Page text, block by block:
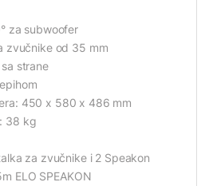
za subwoofer
zvučnike od 35 mm
strane
450 x 580 x 486 mm
38 kg
za zvučnike i 2 Speakon
ELO SPEAKON